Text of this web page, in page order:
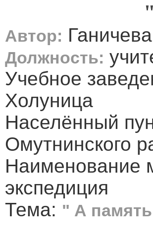
Автор:
Должность:
Учебное
Холуница
Населённый
Омутнинского
Наименование
экспедиция
Тема: " А